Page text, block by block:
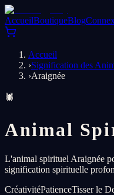
AccueilBoutiqueBlog
Accueil
›Signification des
›Araignée
🕷️
Animal
L'animal spirituel Araignée
signification spirituelle
CréativitéPatienceTisser le